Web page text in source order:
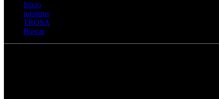
Inicio
nosotros
TROSA
Buscar